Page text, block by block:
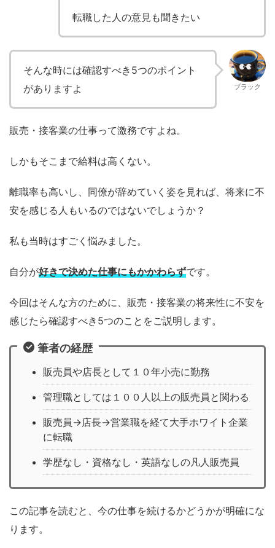
転職した人の意見も聞きたい
そんな時には確認すべき5つのポイント
がありますよ
ブラック
販売・接客業の仕事って激務ですよね。
しかもそこまで給料は高くない。
離職率も高いし、同僚が辞めていく姿を見れば、将来に不
安を感じる人もいるのではないでしょうか？
私も当時はすごく悩みました。
自分が好きで決めた仕事にもかかわらずです。
今回はそんな方のために、販売・接客業の将来性に不安を
感じたら確認すべき5つのことをご説明します。
筆者の経歴
販売員や店長として１０年小売に勤務
管理職としては１００人以上の販売員と関わる
販売員→店長→営業職を経て大手ホワイト企業
に転職
学歴なし・資格なし・英語なしの凡人販売員
この記事を読むと、今の仕事を続けるかどうかが明確にな
ります。